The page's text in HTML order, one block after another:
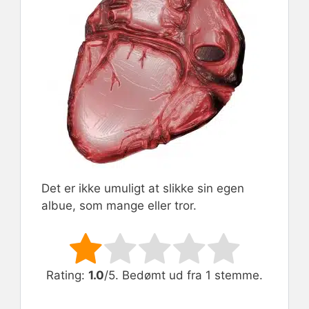
Det er ikke umuligt at slikke sin egen
albue, som mange eller tror.
Rate this item:
Submit Rating
Rating: 1.0/5. Bedømt ud fra 1 stemme.